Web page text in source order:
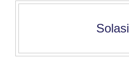
Solasi